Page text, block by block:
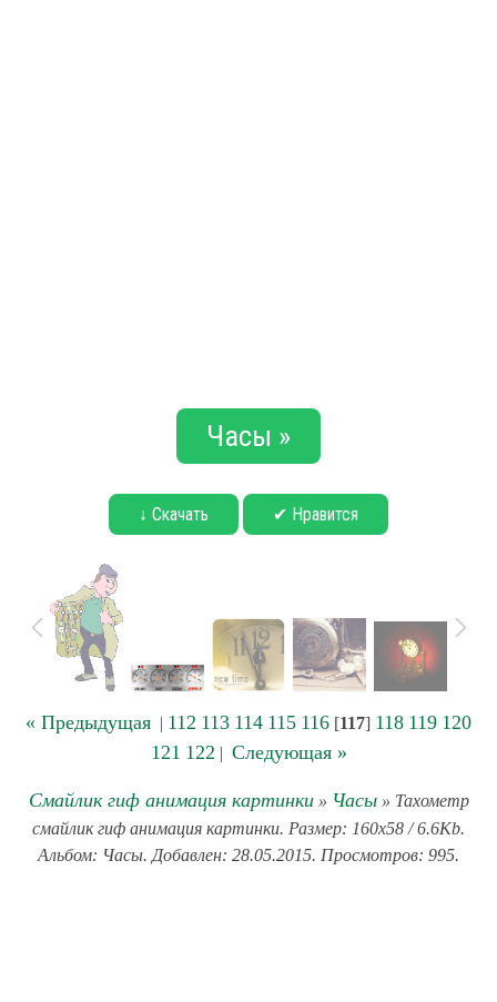
Часы »
↓ Скачать ✔ Нравится
« Предыдущая | 112 113 114 115 116 [117] 118 119 120
121 122 | Следующая »
Смайлик гиф анимация картинки» Часы» Тахометр
смайлик гиф анимация картинки. Размер: 160x58 / 6.6Kb.
Альбом: Часы. Добавлен: 28.05.2015. Просмотров: 995.